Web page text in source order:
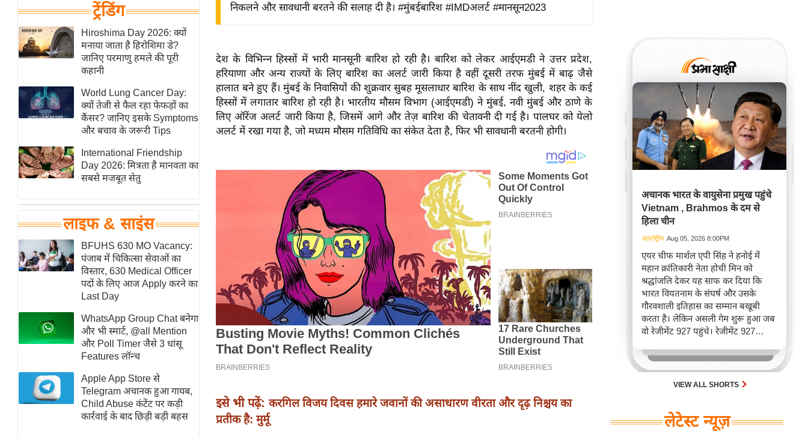
यंग इंडिया
साहित्य जगत
ऑटो वर्ल्ड
न्यूज ब्रीफ
बॉलीवुड
हॉलीवुड
फिल्म समीक्षा
Breaking
News
टेक्नॉलॉजी
ब्यूटी/फैशन
घरेलू नुस्खे
पर्यटन स्थल
फिटनेस मंत्रा
रिलेशनशिप
राजनीति
विश्लेषण
समसामयिक
मातृभूमि
स्तंभ
ट्रेंडिंग
Hiroshima Day 2026: क्यों
मनाया जाता है हिरोशिमा डे?
जानिए परमाणु हमले की पूरी
कहानी
World Lung Cancer Day:
क्यों तेजी से फैल रहा फेफड़ों का
कैंसर? जानिए इसके Symptoms
और बचाव के जरूरी Tips
International Friendship
Day 2026: मित्रता है मानवता का
सबसे मजबूत सेतु
लाइफ & साइंस
BFUHS 630 MO Vacancy:
पंजाब में चिकित्सा सेवाओं का
विस्तार, 630 Medical Officer
पदों के लिए आज Apply करने का
Last Day
WhatsApp Group Chat बनेगा
और भी स्मार्ट, @all Mention
और Poll Timer जैसे 3 धांसू
Features लॉन्च
Apple App Store से
Telegram अचानक हुआ गायब,
Child Abuse कंटेंट पर कड़ी
कार्रवाई के बाद छिड़ी बड़ी बहस
निकलने और सावधानी बरतने की सलाह दी है। #मुंबईबारिश #IMDअलर्ट #मानसून2023
देश के विभिन्न हिस्सों में भारी मानसूनी बारिश हो रही है। बारिश को लेकर आईएमडी ने उत्तर प्रदेश,
हरियाणा और अन्य राज्यों के लिए बारिश का अलर्ट जारी किया है वहीं दूसरी तरफ मुंबई में बाढ़ जैसे
हालात बने हुए हैं। मुंबई के निवासियों की शुक्रवार सुबह मूसलाधार बारिश के साथ नींद खुली, शहर के कई
हिस्सों में लगातार बारिश हो रही है। भारतीय मौसम विभाग (आईएमडी) ने मुंबई, नवी मुंबई और ठाणे के
लिए ऑरेंज अलर्ट जारी किया है, जिसमें आगे और तेज़ बारिश की चेतावनी दी गई है। पालघर को येलो
अलर्ट में रखा गया है, जो मध्यम मौसम गतिविधि का संकेत देता है, फिर भी सावधानी बरतनी होगी।
इसे भी पढ़ें: करगिल विजय दिवस हमारे जवानों की असाधारण वीरता और दृढ़ निश्चय का
प्रतीक है: मुर्मू
अचानक भारत के वायुसेना प्रमुख पहुंचे
Vietnam , Brahmos के दम से
हिला चीन
अंतर्राष्ट्रीय Aug 05, 2026 8:00PM
एयर चीफ मार्शल एपी सिंह ने हनोई में
महान क्रांतिकारी नेता होची मिन को
श्रद्धांजलि देकर यह साफ कर दिया कि
भारत वियतनाम के संघर्ष और उसके
गौरवशाली इतिहास का सम्मान बखूबी
करता है। लेकिन असली गेम शुरू हुआ जब
वो रेजीमेंट 927 पहुंचे। रेजीमेंट 927
एयर चीफ ने सीधे वियतनामी फाइटर
पायलट से बातचीत की। वियतनाम भी सुई
30 एम के भी उड़ाता है और भारत के पास
VIEW ALL SHORTS
लेटेस्ट न्यूज़